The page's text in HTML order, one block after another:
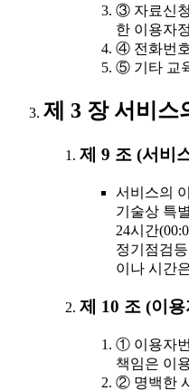
③ 자료신
한 이용자
④ 전화번
⑤ 기타 교
제 3 장 서비스
제 9 조 (서비
서비스의
기술상 특
24시간
정기점검
이나 시간
제 10 조 (이
① 이용자
책임은 이
② 명백한